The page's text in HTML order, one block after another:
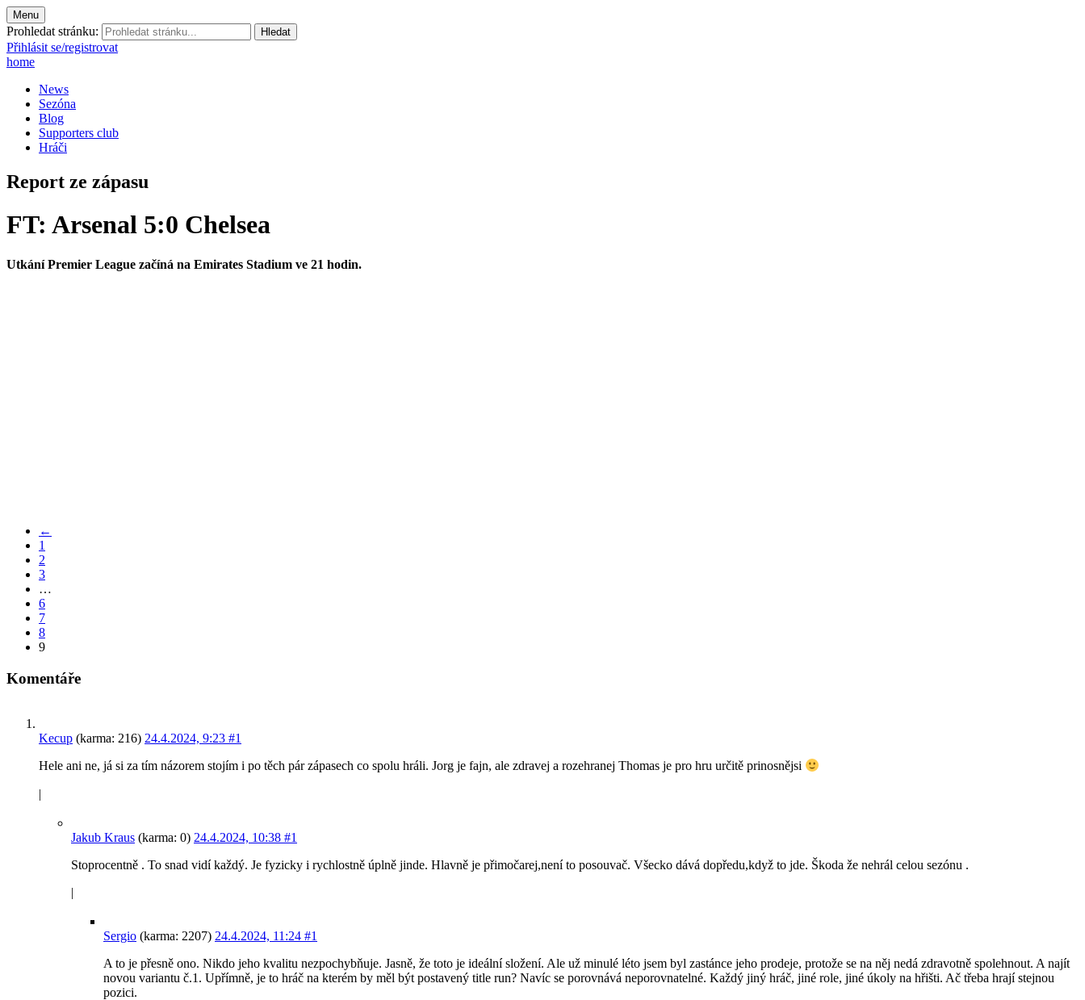
Menu
Prohledat stránku:
Přihlásit se/registrovat
home
News
Sezóna
Blog
Supporters club
Hráči
Report ze zápasu
FT: Arsenal 5:0 Chelsea
Utkání Premier League začíná na Emirates Stadium ve 21 hodin.
←
1
2
3
…
6
7
8
9
Komentáře
Kecup (karma: 216) 24.4.2024, 9:23 #1
Hele ani ne, já si za tím názorem stojím i po těch pár zápasech co spolu hráli. Jorg je fajn, ale zdravej a rozehranej Thomas je pro hru určitě prinosnějsi
|
Jakub Kraus (karma: 0) 24.4.2024, 10:38 #1
Stoprocentně . To snad vidí každý. Je fyzicky i rychlostně úplně jinde. Hlavně je přimočarej,není to posouvač. Všecko dává dopředu,když to jde. Škoda že nehrál celou sezónu .
|
Sergio (karma: 2207) 24.4.2024, 11:24 #1
A to je přesně ono. Nikdo jeho kvalitu nezpochybňuje. Jasně, že toto je ideální složení. Ale už minulé léto jsem byl zastánce jeho prodeje, protože se na něj nedá zdravotně spolehnout. A najít
novou variantu č.1. Upřímně, je to hráč na kterém by měl být postavený title run? Navíc se porovnává neporovnatelné. Každý jiný hráč, jiné role, jiné úkoly na hřišti. Ač třeba hrají stejnou
pozici.